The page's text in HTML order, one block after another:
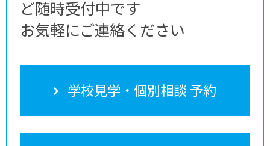
ど随時受付中です
お気軽にご連絡ください
学校見学・個別相談 予約